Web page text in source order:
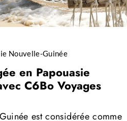
Nouvelle-Guinée
en Papouasie
C6Bo Voyages
est considérée comme